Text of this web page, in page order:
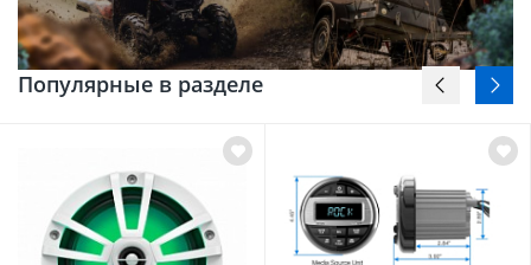
Популярные в разделе